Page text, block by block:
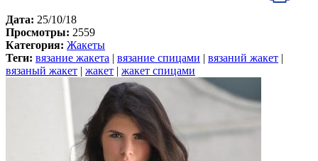
Дата: 25/10/18
Просмотры: 2559
Категория: Жакеты
Теги: вязание жакета вязание спицами вязаний жакет
вязаный жакет
жакет жакет спицами